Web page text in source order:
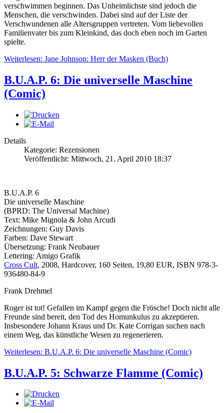
verschwimmen beginnen. Das Unheimlichste sind jedoch die
Menschen, die verschwinden. Dabei sind auf der Liste der
Verschwundenen alle Altersgruppen vertreten. Vom liebevollen
Familienvater bis zum Kleinkind, das doch eben noch im Garten
spielte.
Weiterlesen: Jane Johnson: Herr der Masken (Buch)
B.U.A.P. 6: Die universelle Maschine
(Comic)
Details
Kategorie: Rezensionen
Veröffentlicht: Mittwoch, 21. April 2010 18:37
B.U.A.P. 6
Die universelle Maschine
(BPRD: The Universal Machine)
Text: Mike Mignola & John Arcudi
Zeichnungen: Guy Davis
Farben: Dave Stewart
Übersetzung: Frank Neubauer
Lettering: Amigo Grafik
Cross Cult, 2008, Hardcover, 160 Seiten, 19,80 EUR, ISBN 978-3-
936480-84-9
Frank Drehmel
Roger ist tot! Gefallen im Kampf gegen die Frösche! Doch nicht alle
Freunde sind bereit, den Tod des Homunkulus zu akzeptieren.
Insbesondere Johann Kraus und Dr. Kate Corrigan suchen nach
einem Weg, das künstliche Wesen zu regenerieren.
Weiterlesen: B.U.A.P. 6: Die universelle Maschine (Comic)
B.U.A.P. 5: Schwarze Flamme (Comic)